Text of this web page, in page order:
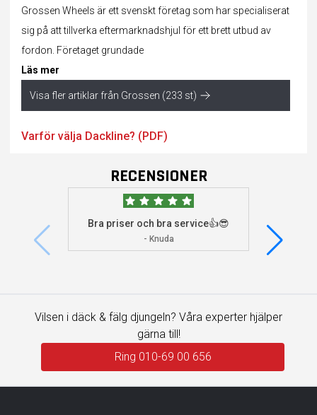
Grossen Wheels är ett svenskt företag som har specialiserat
sig på att tillverka eftermarknadshjul för ett brett utbud av
fordon. Företaget grundade
Läs mer
Visa fler artiklar från Grossen (233 st)
Varför välja Dackline? (PDF)
RECENSIONER
Bra priser och bra service👍😎
- Knuda
Vilsen i däck & fälg djungeln? Våra experter hjälper
gärna till!
Ring 010-69 00 656